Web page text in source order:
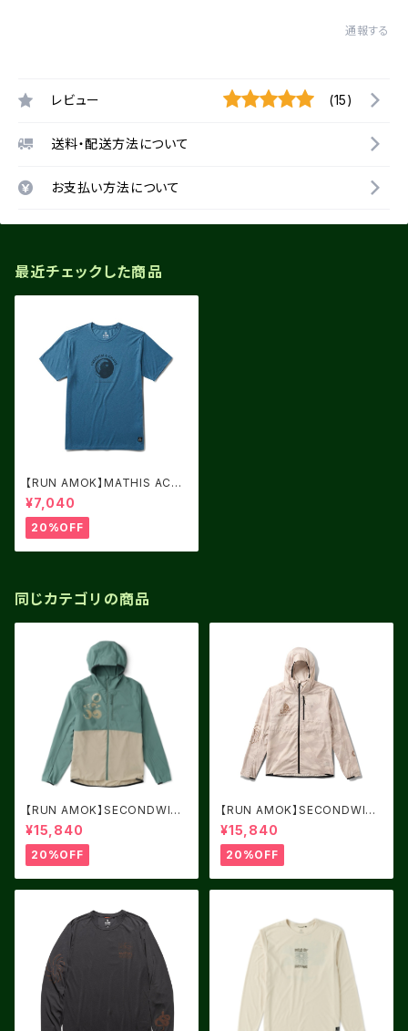
通報する
レビュー (15)
送料・配送方法について
お支払い方法について
最近チェックした商品
【RUN AMOK】MATHIS ACTI
VE SS DEEP BLUE
¥7,040
20%OFF
同じカテゴリの商品
【RUN AMOK】SECONDWIN
D 3.0 SLATE GREEN 2
¥15,840
20%OFF
【RUN AMOK】SECONDWIN
D 3.0 FOSSIL
¥15,840
20%OFF